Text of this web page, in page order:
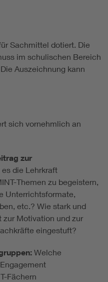
Sachmittel dotiert. Die
im schulischen Bereich
Auszeichnung kann
sich vornehmlich an
zur
die Lehrkraft
Themen zu begeistern,
Unterrichtsformate,
etc.? Wie stark und
zur Motivation und zur
eingestuft?
Welche
Fächern